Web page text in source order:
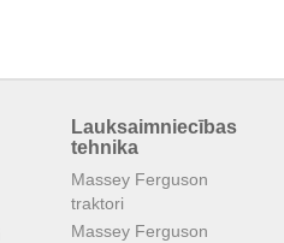
Lauksaimniecības
tehnika
Massey Ferguson
traktori
Massey Ferguson